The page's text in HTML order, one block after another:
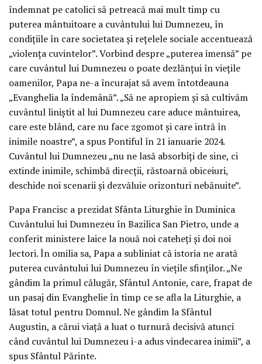
îndemnat pe catolici să petreacă mai mult timp cu
puterea mântuitoare a cuvântului lui Dumnezeu, în
condițiile în care societatea și rețelele sociale accentuează
„violența cuvintelor”. Vorbind despre „puterea imensă” pe
care cuvântul lui Dumnezeu o poate dezlănțui în viețile
oamenilor, Papa ne-a încurajat să avem întotdeauna
„Evanghelia la îndemână”. „Să ne apropiem și să cultivăm
cuvântul liniștit al lui Dumnezeu care aduce mântuirea,
care este blând, care nu face zgomot și care intră în
inimile noastre”, a spus Pontiful în 21 ianuarie 2024.
Cuvântul lui Dumnezeu „nu ne lasă absorbiți de sine, ci
extinde inimile, schimbă direcții, răstoarnă obiceiuri,
deschide noi scenarii și dezvăluie orizonturi nebănuite”.
Papa Francisc a prezidat Sfânta Liturghie în Duminica
Cuvântului lui Dumnezeu în Bazilica San Pietro, unde a
conferit ministere laice la nouă noi cateheți și doi noi
lectori. În omilia sa, Papa a subliniat că istoria ne arată
puterea cuvântului lui Dumnezeu în viețile sfinților. „Ne
gândim la primul călugăr, Sfântul Antonie, care, frapat de
un pasaj din Evanghelie în timp ce se afla la Liturghie, a
lăsat totul pentru Domnul. Ne gândim la Sfântul
Augustin, a cărui viață a luat o turnură decisivă atunci
când cuvântul lui Dumnezeu i-a adus vindecarea inimii”, a
spus Sfântul Părinte.